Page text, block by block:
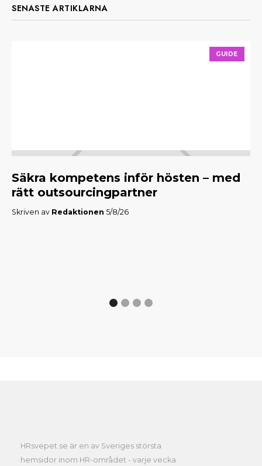
SENASTE ARTIKLARNA
GUIDE
Säkra kompetens inför hösten – med
rätt outsourcingpartner
Skriven av Redaktionen 5/8/26
HRsvepet.se är en av Sveriges största
hemsidor inom HR-området - varje vecka